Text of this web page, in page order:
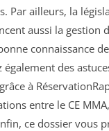
Par ailleurs, la
aussi la gestion
connaissance
des
à
entre le CE
ce dossier vous